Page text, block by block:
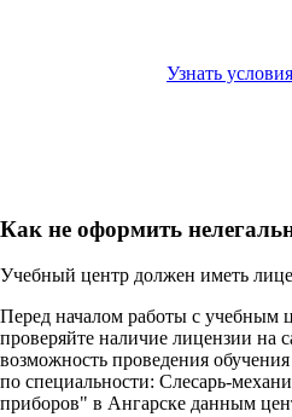
Узнать
Как не оформить
Учебный центр должен иметь
Перед началом работы с учебным
проверяйте наличие лицензии на
возможность проведения
по специальности: Слесарь-
приборов" в Ангарске данным